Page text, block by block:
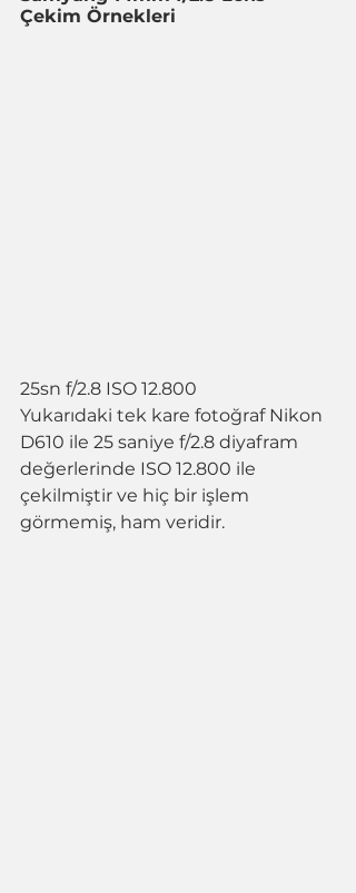
Çekim Örnekleri
25sn f/2.8 ISO 12.800
Yukarıdaki tek kare fotoğraf Nikon
D610 ile 25 saniye f/2.8 diyafram
değerlerinde ISO 12.800 ile
çekilmiştir ve hiç bir işlem
görmemiş, ham veridir.